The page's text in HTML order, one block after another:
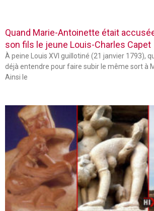
Quand Marie-Antoinette était
son fils le jeune Louis-Charles Capet
À peine Louis XVI guillotiné (21 janvier 1793),
déjà entendre pour faire subir le même sort à
Ainsi le